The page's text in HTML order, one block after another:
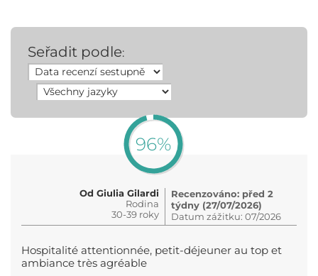
Seřadit podle:
96%
Od Giulia Gilardi
Rodina
30-39 roky
Recenzováno: před 2
týdny (27/07/2026)
Datum zážitku: 07/2026
Hospitalité attentionnée, petit-déjeuner au top et
ambiance très agréable